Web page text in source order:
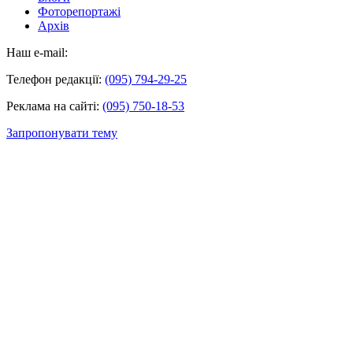
Фоторепортажі
Архів
Наш e-mail:
Телефон редакції: (095) 794-29-25
Реклама на сайті: (095) 750-18-53
Запропонувати тему